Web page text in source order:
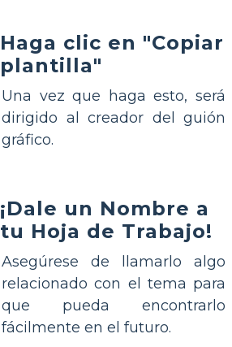
Haga clic en "Copiar
plantilla"
Una vez que haga esto, será
dirigido al creador del guión
gráfico.
¡Dale un Nombre a
tu Hoja de Trabajo!
Asegúrese de llamarlo algo
relacionado con el tema para
que pueda encontrarlo
fácilmente en el futuro.